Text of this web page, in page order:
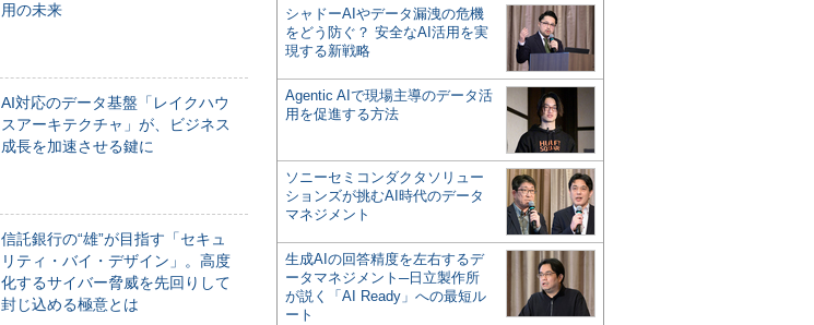
用の未来
AI対応のデータ基盤「レイクハウ
スアーキテクチャ」が、ビジネス
成長を加速させる鍵に
信託銀行の“雄”が目指す「セキュ
リティ・バイ・デザイン」。高度
化するサイバー脅威を先回りして
封じ込める極意とは
シャドーAIやデータ漏洩の危機
をどう防ぐ？ 安全なAI活用を実
現する新戦略
Agentic AIで現場主導のデータ活
用を促進する方法
ソニーセミコンダクタソリュー
ションズが挑むAI時代のデータ
マネジメント
生成AIの回答精度を左右するデ
ータマネジメント─日立製作所
が説く「AI Ready」への最短ル
ート